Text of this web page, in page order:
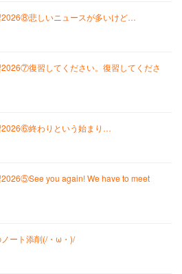
悲しいニュースが多いけど…
復習してください。復習してくださ
2026⑥終わりという始まり…
you again! We have to meet
ート添削(/・ω・)/